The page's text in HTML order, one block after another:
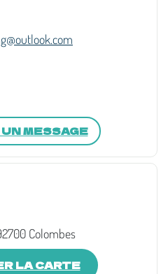
MESSAGE
Colombes
LA CARTE